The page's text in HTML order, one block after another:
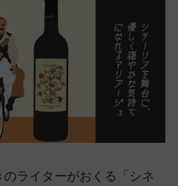
ライターがおくる「シネ